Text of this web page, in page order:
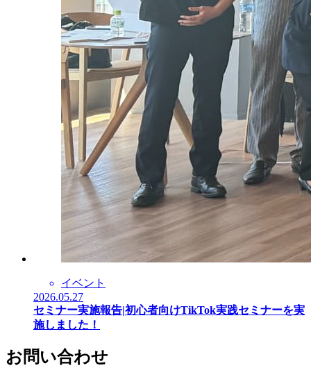
イベント
2026.05.27
セミナー実施報告|初心者向けTikTok実践セミナーを実
施しました！
お問い合わせ